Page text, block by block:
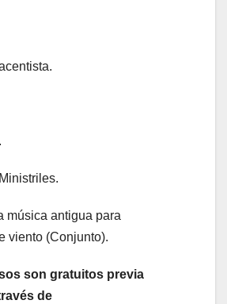
música antigua para
viento (Conjunto).
son gratuitos previa
de